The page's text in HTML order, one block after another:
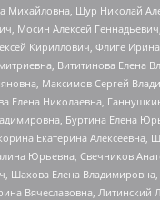
Михайловна, Щур Николай
Мосин Алексей
Кириллович, Флиге Ирина
Вититинова Елена
Максимов Сергей
Елена Николаевна,
Буртина Елена
Екатерина Алексеевна,
Юрьевна, Свечников
Шахова Елена Владимировна,
Вячеславовна, Литинский